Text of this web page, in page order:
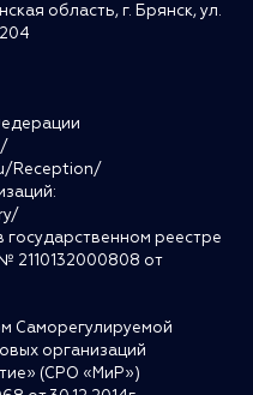
область, г. Брянск, ул.
Reception/
реестре
2110132000808 от
Саморегулируемой
организаций
(СРО «МиР»)